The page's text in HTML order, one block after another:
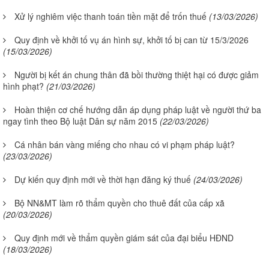
Xử lý nghiêm việc thanh toán tiền mặt để trốn thuế (13/03/2026)
Quy định về khởi tố vụ án hình sự, khởi tố bị can từ 15/3/2026
(15/03/2026)
Người bị kết án chung thân đã bồi thường thiệt hại có được giảm
hình phạt? (21/03/2026)
Hoàn thiện cơ chế hướng dẫn áp dụng pháp luật về người thứ ba
ngay tình theo Bộ luật Dân sự năm 2015 (22/03/2026)
Cá nhân bán vàng miếng cho nhau có vi phạm pháp luật?
(23/03/2026)
Dự kiến quy định mới về thời hạn đăng ký thuế (24/03/2026)
Bộ NN&MT làm rõ thẩm quyền cho thuê đất của cấp xã
(20/03/2026)
Quy định mới về thẩm quyền giám sát của đại biểu HĐND
(18/03/2026)